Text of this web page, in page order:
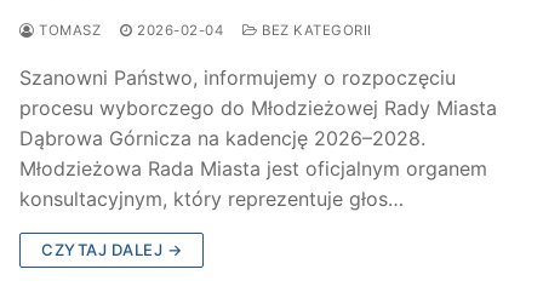
TOMASZ 2026-02-04 BEZ KATEGORII
Szanowni Państwo, informujemy o rozpoczęciu
procesu wyborczego do Młodzieżowej Rady Miasta
Dąbrowa Górnicza na kadencję 2026–2028.
Młodzieżowa Rada Miasta jest oficjalnym organem
konsultacyjnym, który reprezentuje głos…
CZYTAJ DALEJ →